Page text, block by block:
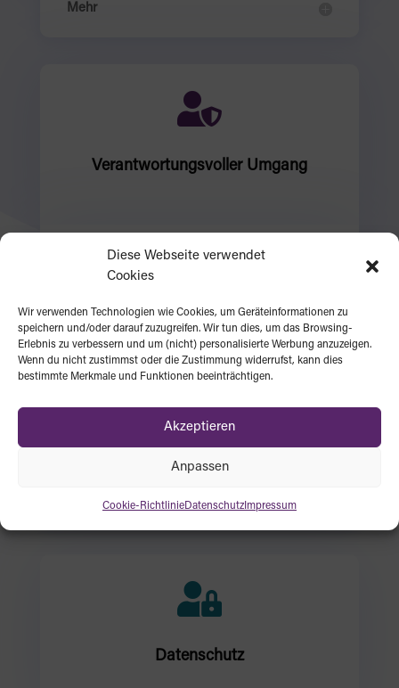
Diese Webseite verwendet
Cookies
Wir verwenden Technologien wie Cookies, um Geräteinformationen zu
speichern und/oder darauf zuzugreifen. Wir tun dies, um das Browsing-
Erlebnis zu verbessern und um (nicht) personalisierte Werbung anzuzeigen.
Wenn du nicht zustimmst oder die Zustimmung widerrufst, kann dies
bestimmte Merkmale und Funktionen beeinträchtigen.
Akzeptieren
Anpassen
Cookie-RichtlinieDatenschutz Impressum
Mehr

Verantwortungsvoller Umgang

Bedieunungshilfen

Datenschutz